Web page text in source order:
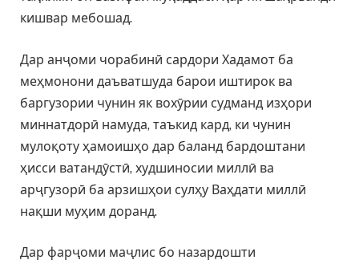
кишвар мебошад.
Дар анҷоми чорабинӣ сардори Хадамот ба
меҳмонони даъватшуда барои иштирок ва
баргузории чунин як вохӯрии судманд изҳори
миннатдорӣ намуда, таъкид кард, ки чунин
мулоқоту ҳамоишҳо дар баланд бардоштани
ҳисси ватандӯстӣ, худшиносии миллӣ ва
арҷгузорӣ ба арзишҳои сулҳу Ваҳдати миллӣ
нақши муҳим доранд.
Дар фарҷоми маҷлис бо назардошти